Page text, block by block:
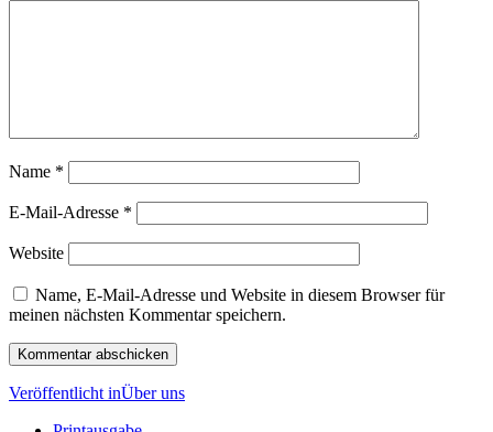
Name *
E-Mail-Adresse *
Website
Name, E-Mail-Adresse und Website in diesem Browser für
meinen nächsten Kommentar speichern.
Beitragsnavigation
Veröffentlicht inÜber uns